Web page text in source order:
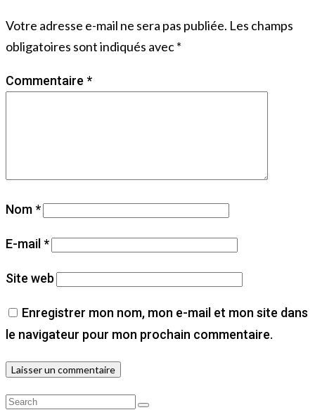
Votre adresse e-mail ne sera pas publiée. Les champs
obligatoires sont indiqués avec*
Commentaire *
Nom*
E-mail*
Site web
Enregistrer mon nom, mon e-mail et mon site dans
le navigateur pour mon prochain commentaire.
Search
Search